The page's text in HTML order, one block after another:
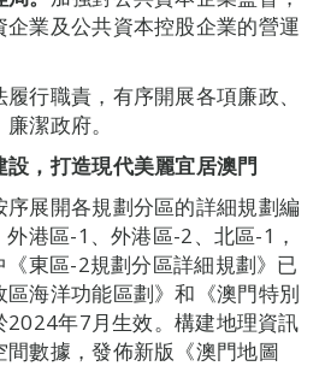
業及公共資本控股企業的營運
行職責，有序開展各項廉政、
潔政府。
設，打造現代美麗宜居澳門
序展開各規劃分區的詳細規劃編
港區-1、外港區-2、北區-1，
東區-2規劃分區詳細規劃》已
海洋功能區劃》和《澳門特別
2024年7月生效。構建地理資訊
數據，發佈新版《澳門地圖